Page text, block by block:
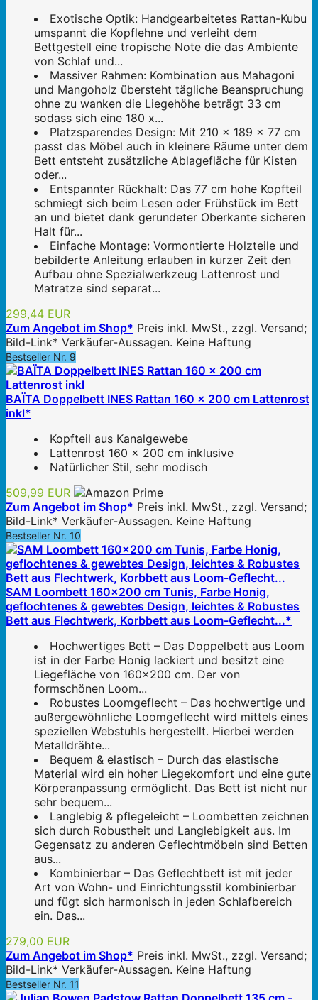
Exotische Optik: Handgearbeitetes Rattan-Kubu
umspannt die Kopflehne und verleiht dem
Bettgestell eine tropische Note die das Ambiente
von Schlaf und...
Massiver Rahmen: Kombination aus Mahagoni
und Mangoholz übersteht tägliche Beanspruchung
ohne zu wanken die Liegehöhe beträgt 33 cm
sodass sich eine 180 x...
Platzsparendes Design: Mit 210 x 189 x 77 cm
passt das Möbel auch in kleinere Räume unter dem
Bett entsteht zusätzliche Ablagefläche für Kisten
oder...
Entspannter Rückhalt: Das 77 cm hohe Kopfteil
schmiegt sich beim Lesen oder Frühstück im Bett
an und bietet dank gerundeter Oberkante sicheren
Halt für...
Einfache Montage: Vormontierte Holzteile und
bebilderte Anleitung erlauben in kurzer Zeit den
Aufbau ohne Spezialwerkzeug Lattenrost und
Matratze sind separat...
299,44 EUR
Zum Angebot im Shop* Preis inkl. MwSt., zzgl. Versand;
Bild-Link* Verkäufer-Aussagen. Keine Haftung
Bestseller Nr. 9
BAÏTA Doppelbett INES Rattan 160 x 200 cm Lattenrost
inkl*
Kopfteil aus Kanalgewebe
Lattenrost 160 x 200 cm inklusive
Natürlicher Stil, sehr modisch
509,99 EUR
Zum Angebot im Shop* Preis inkl. MwSt., zzgl. Versand;
Bild-Link* Verkäufer-Aussagen. Keine Haftung
Bestseller Nr. 10
SAM Loombett 160x200 cm Tunis, Farbe Honig,
geflochtenes & gewebtes Design, leichtes & Robustes
Bett aus Flechtwerk, Korbbett aus Loom-Geflecht...*
Hochwertiges Bett – Das Doppelbett aus Loom
ist in der Farbe Honig lackiert und besitzt eine
Liegefläche von 160x200 cm. Der von
formschönen Loom...
Robustes Loomgeflecht – Das hochwertige und
außergewöhnliche Loomgeflecht wird mittels eines
speziellen Webstuhls hergestellt. Hierbei werden
Metalldrähte...
Bequem & elastisch – Durch das elastische
Material wird ein hoher Liegekomfort und eine gute
Körperanpassung ermöglicht. Das Bett ist nicht nur
sehr bequem...
Langlebig & pflegeleicht – Loombetten zeichnen
sich durch Robustheit und Langlebigkeit aus. Im
Gegensatz zu anderen Geflechtmöbeln sind Betten
aus...
Kombinierbar – Das Geflechtbett ist mit jeder
Art von Wohn- und Einrichtungsstil kombinierbar
und fügt sich harmonisch in jeden Schlafbereich
ein. Das...
279,00 EUR
Zum Angebot im Shop* Preis inkl. MwSt., zzgl. Versand;
Bild-Link* Verkäufer-Aussagen. Keine Haftung
Bestseller Nr. 11